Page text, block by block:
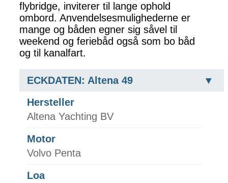
flybridge, inviterer til lange ophold
ombord. Anvendelsesmulighederne er
mange og båden egner sig såvel til
weekend og feriebåd også som bo båd
og til kanalfart.
ECKDATEN: Altena 49
Hersteller
Altena Yachting BV
Motor
Volvo Penta
Loa